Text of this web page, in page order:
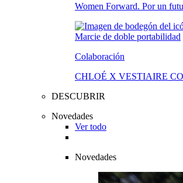
Women Forward. Por un
Colaboración
CHLOÉ X VESTIAIRE
DESCUBRIR
Novedades
Ver todo
Novedades